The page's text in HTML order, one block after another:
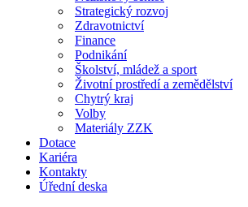
Strategický rozvoj
Zdravotnictví
Finance
Podnikání
Školství, mládež a sport
Životní prostředí a zemědělství
Chytrý kraj
Volby
Materiály ZZK
Dotace
Kariéra
Kontakty
Úřední deska